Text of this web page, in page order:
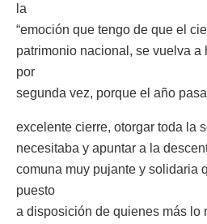
la
“emoción que tengo de que el
patrimonio nacional, se vuelva a
por
segunda vez, porque el año
excelente cierre, otorgar toda la
necesitaba y apuntar a la
comuna muy pujante y solidaria
puesto
a disposición de quienes más lo